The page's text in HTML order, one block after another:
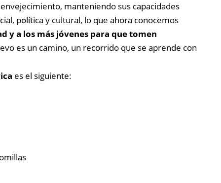
manteniendo sus capacidades
política y cultural, lo que ahora conocemos
y a los más jóvenes para que tomen
es un camino, un recorrido que se aprende con
es el siguiente: